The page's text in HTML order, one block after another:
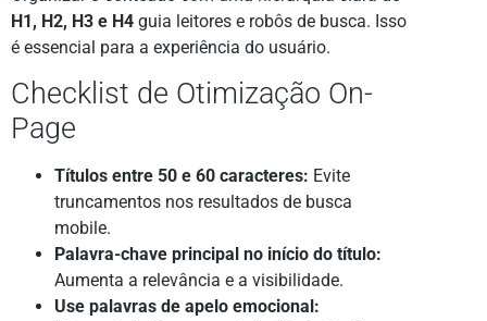
H1, H2, H3 e H4 guia leitores e robôs de busca. Isso
é essencial para a experiência do usuário.
Checklist de Otimização On-
Page
Títulos entre 50 e 60 caracteres: Evite
truncamentos nos resultados de busca
mobile.
Palavra-chave principal no início do título:
Aumenta a relevância e a visibilidade.
Use palavras de apelo emocional: